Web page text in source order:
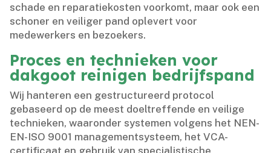
schade en reparatiekosten voorkomt, maar ook een
schoner en veiliger pand oplevert voor
medewerkers en bezoekers.​
Proces en technieken voor
dakgoot reinigen bedrijfspand
Wij hanteren een gestructureerd protocol
gebaseerd op de meest doeltreffende en veilige
technieken, waaronder systemen volgens het NEN-
EN-ISO 9001 managementsysteem, het VCA-
certificaat en gebruik van specialistische